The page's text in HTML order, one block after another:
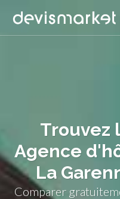
Trouvez
Agence
La
Comparer